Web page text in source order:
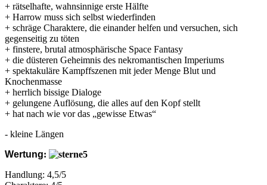
+ rätselhafte, wahnsinnige erste Hälfte
+ Harrow muss sich selbst wiederfinden
+ schräge Charaktere, die einander helfen und versuchen, sich
gegenseitig zu töten
+ finstere, brutal atmosphärische Space Fantasy
+ die düsteren Geheimnis des nekromantischen Imperiums
+ spektakuläre Kampffszenen mit jeder Menge Blut und
Knochenmasse
+ herrlich bissige Dialoge
+ gelungene Auflösung, die alles auf den Kopf stellt
+ hat nach wie vor das „gewisse Etwas“
- kleine Längen
Wertung:
Handlung: 4,5/5